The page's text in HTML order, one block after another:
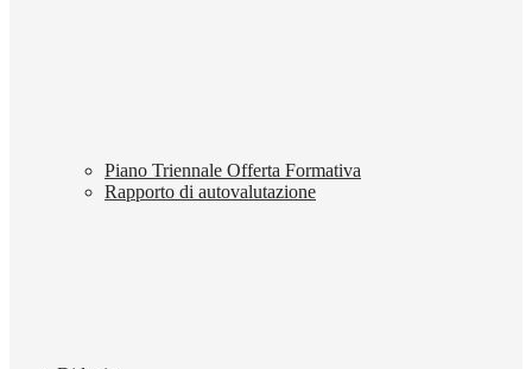
Piano Triennale Offerta Formativa
Rapporto di autovalutazione